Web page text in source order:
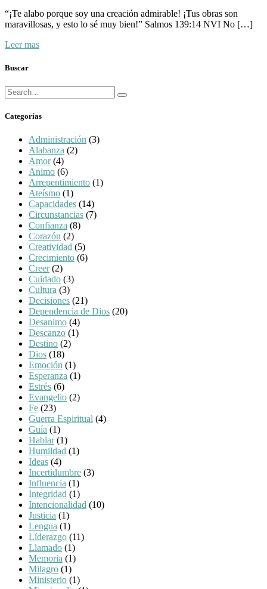
“¡Te alabo porque soy una creación admirable! ¡Tus obras son
maravillosas, y esto lo sé muy bien!”‭‭ Salmos‬ ‭139:14‬ ‭NVI‬‬ No […]
Leer mas
Buscar
Búsqueda
para:
Buscar
Categorías
Administración (3)
Alabanza (2)
Amor(4)
Animo (6)
Arrepentimiento (1)
Ateísmo (1)
Capacidades (14)
Circunstancias (7)
Confianza (8)
Corazón (2)
Creatividad (5)
Crecimiento (6)
Creer(2)
Cuidado (3)
Cultura (3)
Decisiones (21)
Dependencia de Dios (20)
Desanimo (4)
Descanzo (1)
Destino (2)
Dios (18)
Emoción (1)
Esperanza (1)
Estrés (6)
Evangelio (2)
Fe (23)
Guerra Espiritual (4)
Guía (1)
Hablar(1)
Humildad (1)
Ideas (4)
Incertidumbre (3)
Influencia (1)
Integridad (1)
Intencionalidad (10)
Justicia (1)
Lengua (1)
Líderazgo (11)
Llamado (1)
Memoria (1)
Milagro (1)
Ministerio (1)